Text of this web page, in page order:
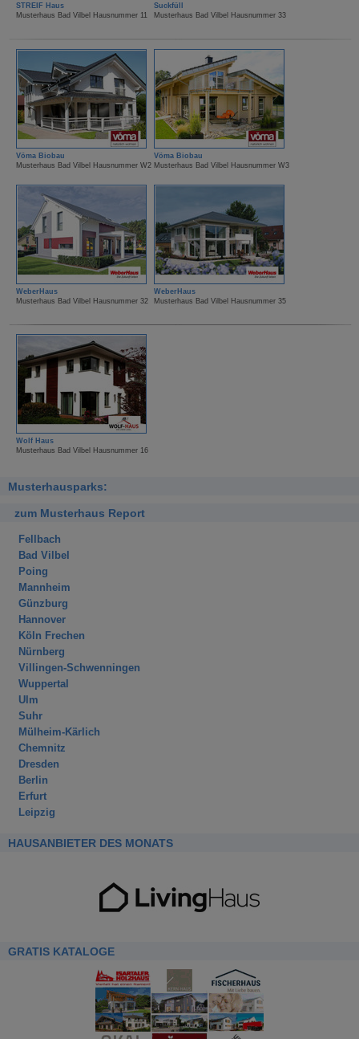
STREIF Haus
Musterhaus Bad Vilbel Hausnummer 11
Suckfüll
Musterhaus Bad Vilbel Hausnummer 33
Vöma Biobau
Musterhaus Bad Vilbel Hausnummer W2
Vöma Biobau
Musterhaus Bad Vilbel Hausnummer W3
WeberHaus
Musterhaus Bad Vilbel Hausnummer 32
WeberHaus
Musterhaus Bad Vilbel Hausnummer 35
Wolf Haus
Musterhaus Bad Vilbel Hausnummer 16
Musterhausparks:
zum Musterhaus Report
Fellbach
Bad Vilbel
Poing
Mannheim
Günzburg
Hannover
Köln Frechen
Nürnberg
Villingen-Schwenningen
Wuppertal
Ulm
Suhr
Mülheim-Kärlich
Chemnitz
Dresden
Berlin
Erfurt
Leipzig
HAUSANBIETER DES MONATS
GRATIS KATALOGE